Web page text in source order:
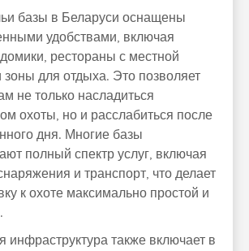
базы в Беларуси оснащены
удобствами, включая
рестораны с местной
зоны для отдыха. Это позволяет
не только насладиться
охоты, но и расслабиться после
дня. Многие базы
полный спектр услуг, включая
и транспорт, что делает
к охоте максимально простой и
инфраструктура также включает в